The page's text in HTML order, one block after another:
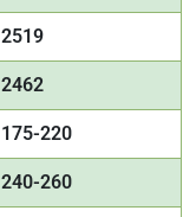
2519
2462
175-220
240-260